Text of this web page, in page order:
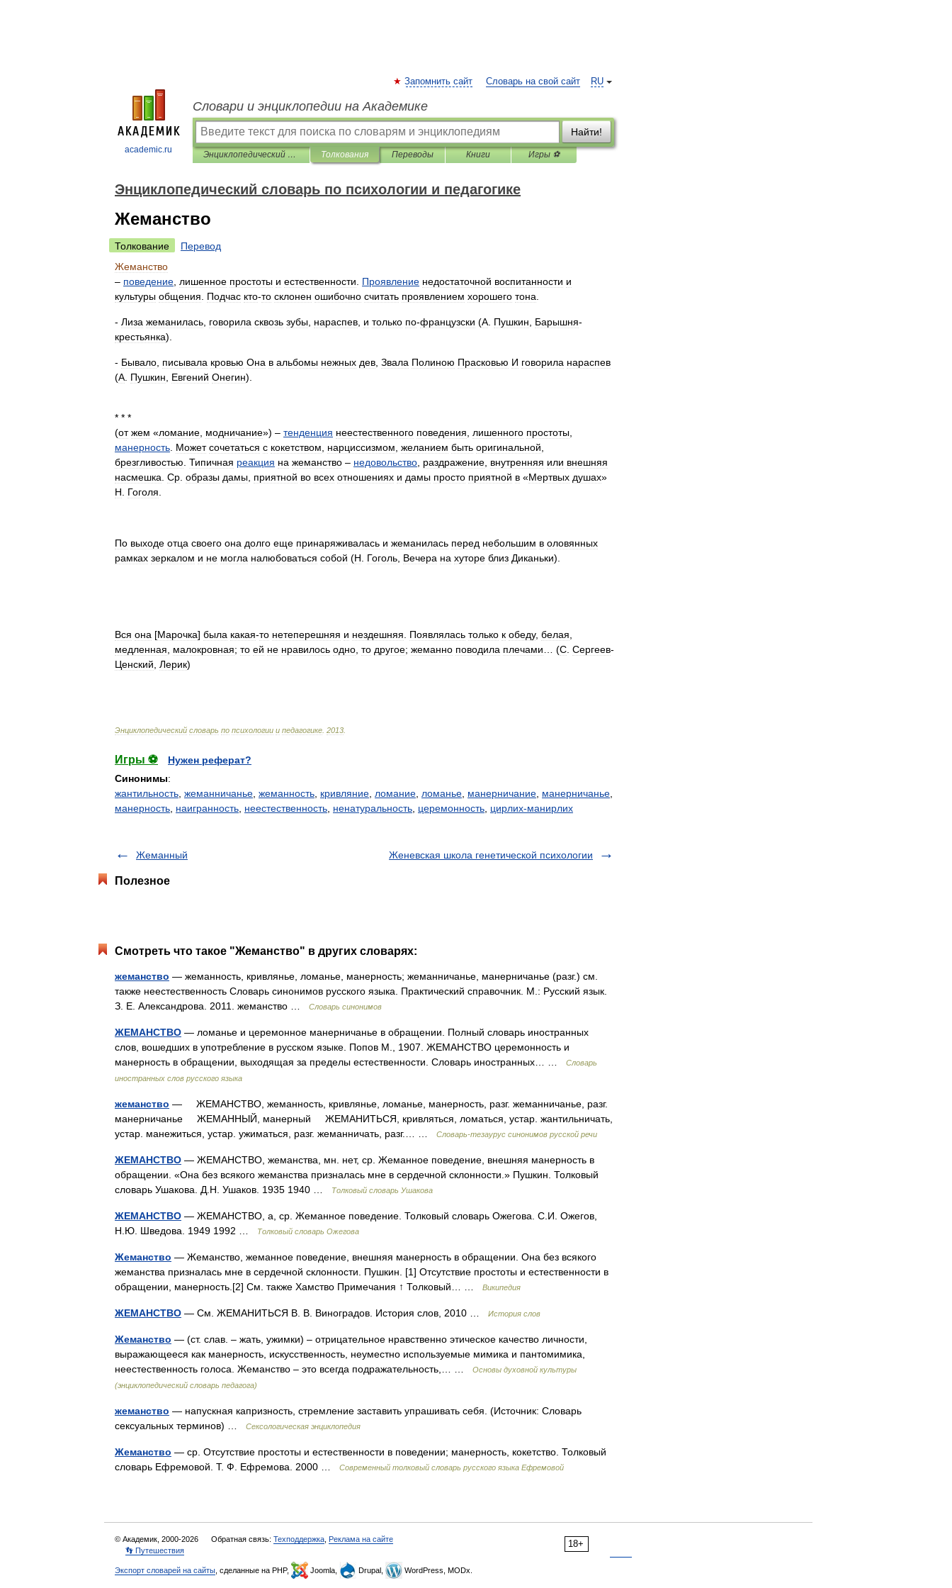
academic.ru
RU
Запомнить сайт Словарь на свой сайт
Словари и энциклопедии на Академике
Найти!
Энциклопедический словарь по психологии и педагогике Толкования Переводы Книги Игры ⚽
Энциклопедический словарь по психологии и педагогике
Жеманство
Толкование
Перевод
Жеманство
– поведение лишенное простоты и естественности Проявление недостаточной воспитанности и
культуры общения Подчас кто-то склонен ошибочно считать проявлением хорошего тона
- Лиза жеманилась говорила сквозь зубы нараспев и только по-французски (А Пушкин Барышня-
крестьянка).
- Бывало писывала кровью Она в альбомы нежных дев Звала Полиною Прасковью И говорила нараспев
(А Пушкин Евгений Онегин).
* * *
(от жем «ломание модничание») – тенденция неестественного поведения лишенного простоты
манерность Может сочетаться с кокетством нарциссизмом желанием быть оригинальной
брезгливостью Типичная реакция на жеманство – недовольство раздражение внутренняя или внешняя
насмешка Ср образы дамы приятной во всех отношениях и дамы просто приятной в «Мертвых душах»
Н
Гоголя
По выходе отца своего она долго еще принаряживалась и жеманилась перед небольшим в оловянных
рамках зеркалом и не могла налюбоваться собой (Н Гоголь Вечера на хуторе близ Диканьки).
Вся она [Марочка] была какая-то нетеперешняя и нездешняя Появлялась только к обеду, белая
медленная
малокровная; то ей не нравилось одно то другое; жеманно поводила плечами … (С Сергеев-
Ценский Лерик)
Энциклопедический словарь по психологии и педагогике 2013
Игры ⚽
Нужен реферат?
Синонимы:
жантильность жеманничанье жеманность кривляние ломание ломанье манерничание манерничанье
манерность наигранность неестественность ненатуральность церемонность цирлих-манирлих
Жеманный Женевская школа генетической психологии
Полезное
Смотреть что такое "Жеманство" в других словарях:
жеманство — жеманность, кривлянье, ломанье, манерность; жеманничанье, манерничанье (разг.) см.
также неестественность Словарь синонимов русского языка. Практический справочник. М.: Русский язык.
З. Е. Александрова. 2011. жеманство …
Словарь синонимов
ЖЕМАНСТВО — ломанье и церемонное манерничанье в обращении. Полный словарь иностранных
слов, вошедших в употребление в русском языке. Попов М., 1907. ЖЕМАНСТВО церемонность и
манерность в обращении, выходящая за пределы естественности. Словарь иностранных… …
Словарь
иностранных слов русского языка
жеманство — ЖЕМАНСТВО, жеманность, кривлянье, ломанье, манерность, разг. жеманничанье, разг.
манерничанье ЖЕМАННЫЙ, манерный ЖЕМАНИТЬСЯ, кривляться, ломаться, устар. жантильничать,
устар. манежиться, устар. ужиматься, разг. жеманничать, разг.… …
Словарь-тезаурус синонимов русской речи
ЖЕМАНСТВО — ЖЕМАНСТВО, жеманства, мн. нет, ср. Жеманное поведение, внешняя манерность в
обращении. «Она без всякого жеманства призналась мне в сердечной склонности.» Пушкин. Толковый
словарь Ушакова. Д.Н. Ушаков. 1935 1940 …
Толковый словарь Ушакова
ЖЕМАНСТВО — ЖЕМАНСТВО, а, ср. Жеманное поведение. Толковый словарь Ожегова. С.И. Ожегов,
Н.Ю. Шведова. 1949 1992 …
Толковый словарь Ожегова
Жеманство — Жеманство, жеманное поведение, внешняя манерность в обращении. Она без всякого
жеманства призналась мне в сердечной склонности. Пушкин. [1] Отсутствие простоты и естественности в
обращении, манерность.[2] См. также Хамство Примечания ↑ Толковый… …
Википедия
ЖЕМАНСТВО — См. ЖЕМАНИТЬСЯ В. В. Виноградов. История слов, 2010 … История слов
Жеманство — (ст. слав. – жать, ужимки) – отрицательное нравственно этическое качество личности,
выражающееся как манерность, искусственность, неуместно используемые мимика и пантомимика,
неестественность голоса. Жеманство – это всегда подражательность,… …
Основы духовной культуры
(энциклопедический словарь педагога)
жеманство — напускная капризность, стремление заставить упрашивать себя. (Источник: Словарь
сексуальных терминов) …
Сексологическая энциклопедия
Жеманство — ср. Отсутствие простоты и естественности в поведении; манерность, кокетство. Толковый
словарь Ефремовой. Т. Ф. Ефремова. 2000 …
Современный толковый словарь русского языка Ефремовой
18+
© Академик, 2000-2026 Обратная связь: Техподдержка Реклама на сайте
👣 Путешествия
Экспорт словарей на сайты , сделанные на PHP, Joomla, Drupal, WordPress, MODx.